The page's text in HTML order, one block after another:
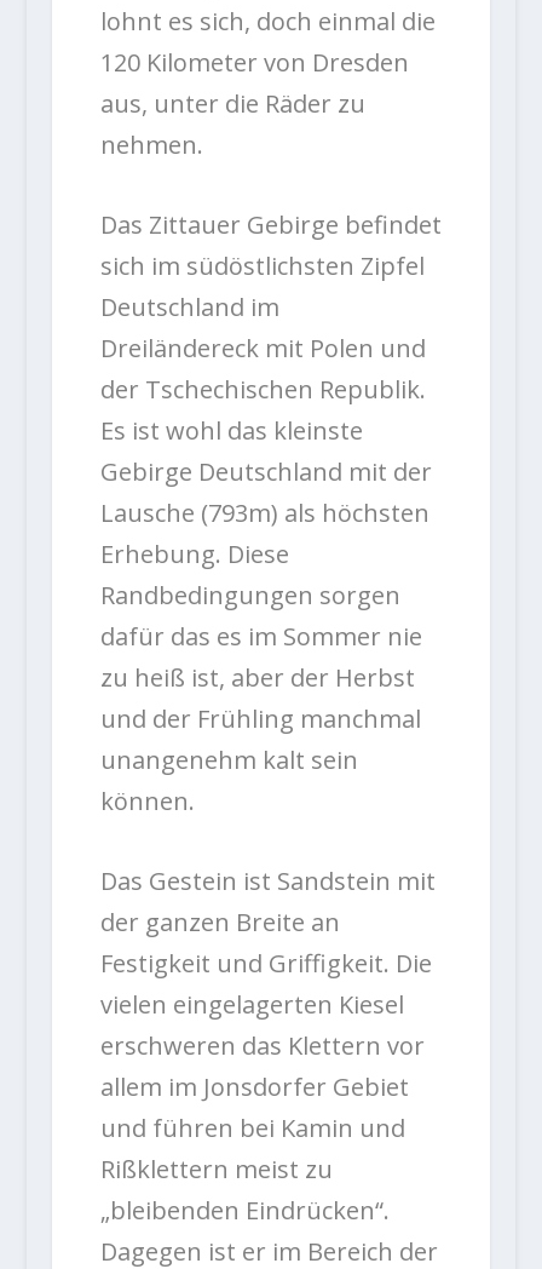
lohnt es sich, doch einmal die
120 Kilometer von Dresden
aus, unter die Räder zu
nehmen.
Das Zittauer Gebirge befindet
sich im südöstlichsten Zipfel
Deutschland im
Dreiländereck mit Polen und
der Tschechischen Republik.
Es ist wohl das kleinste
Gebirge Deutschland mit der
Lausche (793m) als höchsten
Erhebung. Diese
Randbedingungen sorgen
dafür das es im Sommer nie
zu heiß ist, aber der Herbst
und der Frühling manchmal
unangenehm kalt sein
können.
Das Gestein ist Sandstein mit
der ganzen Breite an
Festigkeit und Griffigkeit. Die
vielen eingelagerten Kiesel
erschweren das Klettern vor
allem im Jonsdorfer Gebiet
und führen bei Kamin und
Rißklettern meist zu
„bleibenden Eindrücken“.
Dagegen ist er im Bereich der